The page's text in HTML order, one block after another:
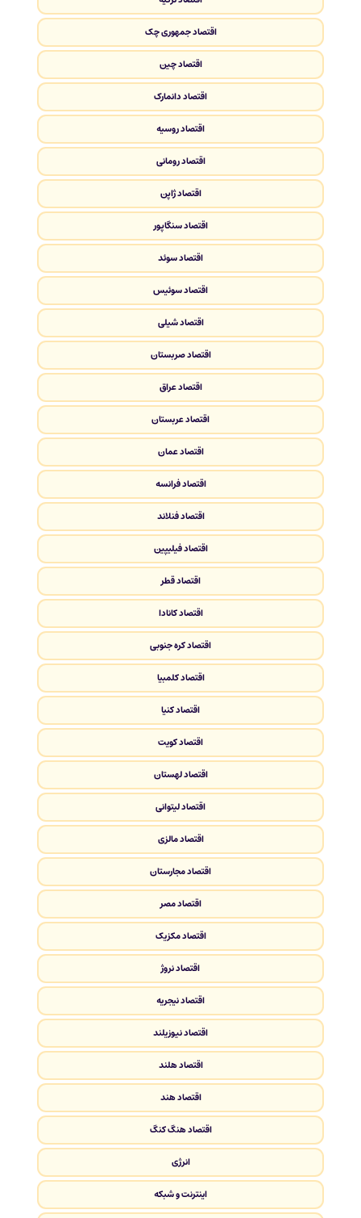
اقتصاد جمهوری چک
اقتصاد چین
اقتصاد دانمارک
اقتصاد روسیه
اقتصاد رومانی
اقتصاد ژاپن
اقتصاد سنگاپور
اقتصاد سوئد
اقتصاد سوئیس
اقتصاد شیلی
اقتصاد صربستان
اقتصاد عراق
اقتصاد عربستان
اقتصاد عمان
اقتصاد فرانسه
اقتصاد فنلاند
اقتصاد فیلیپین
اقتصاد قطر
اقتصاد کانادا
اقتصاد کره جنوبی
اقتصاد کلمبیا
اقتصاد کنیا
اقتصاد کویت
اقتصاد لهستان
اقتصاد لیتوانی
اقتصاد مالزی
اقتصاد مجارستان
اقتصاد مصر
اقتصاد مکزیک
اقتصاد نروژ
اقتصاد نیجریه
اقتصاد نیوزیلند
اقتصاد هلند
اقتصاد هند
اقتصاد هنگ کنگ
انرژی
اینترنت و شبکه